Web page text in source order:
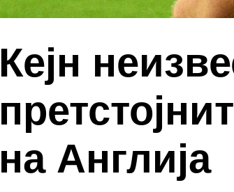
Кејн
на Англија